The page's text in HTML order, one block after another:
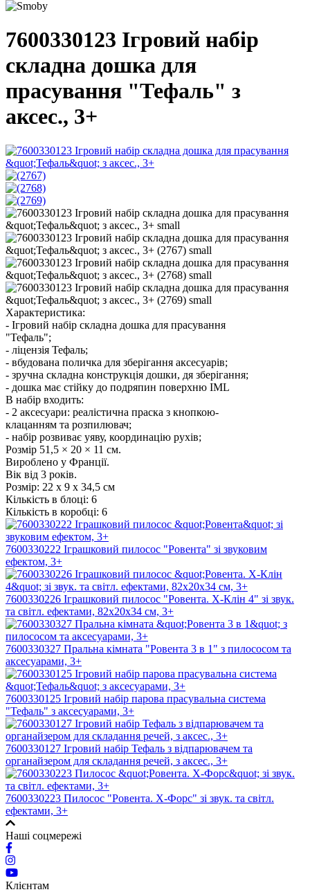
7600330123 Ігровий набір
складна дошка для
прасування "Тефаль" з
аксес., 3+
Характеристика:
- Ігровий набір складна дошка для прасування
"Тефаль";
- ліцензія Тефаль;
- вбудована поличка для зберігання аксесуарів;
- зручна складна конструкція дошки, дя зберігання;
- дошка має стійку до подряпин поверхню IML
В набір входить:
- 2 аксесуари: реалістична праска з кнопкою-
клацанням та розпилювач;
- набір розвиває уяву, координацію рухів;
Розмір 51,5 × 20 × 11 см.
Вироблено у Франції.
Вік від 3 років.
Розмір: 22 x 9 x 34,5 см
Кількість в блоці: 6
Кількість в коробці: 6
7600330222 Іграшковий пилосос "Ровента" зі звуковим
ефектом, 3+
7600330226 Іграшковий пилосос "Ровента. Х-Клін 4" зі звук.
та світл. ефектами, 82х20х34 см, 3+
7600330327 Пральна кімната "Ровента 3 в 1" з пилососом та
аксесуарами, 3+
7600330125 Ігровий набір парова прасувальна система
"Тефаль" з аксесуарами, 3+
7600330127 Ігровий набір Тефаль з відпарювачем та
органайзером для складання речей, з аксес., 3+
7600330223 Пилосос "Ровента. Х-Форс" зі звук. та світл.
ефектами, 3+
Наші соцмережі
Клієнтам